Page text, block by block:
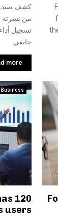
كشف صندوق
من نشرته
تسجيل
جانفي
more
Business
120
users